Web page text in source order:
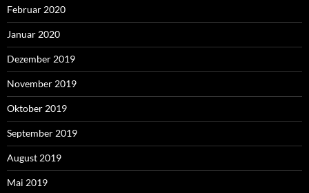
Februar 2020
Januar 2020
Dezember 2019
November 2019
Oktober 2019
September 2019
August 2019
Mai 2019